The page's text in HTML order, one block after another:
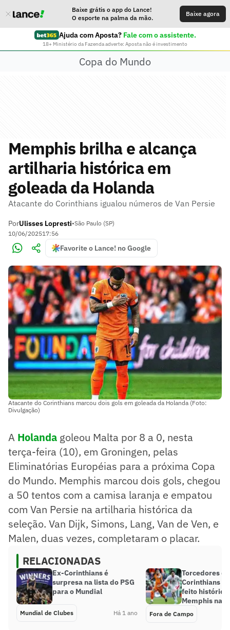
Baixe grátis o app do Lance!
O esporte na palma da mão.
Baixe agora
Ajuda com Aposta? Fale com o assistente.
18+ Ministério da Fazenda adverte: Aposta não é investimento
Copa do Mundo
Memphis brilha e alcança
artilharia histórica em
goleada da Holanda
Atacante do Corinthians igualou números de Van Persie
PorUlisses Lopresti•São Paulo (SP)
10/06/202517:56
Favorite o Lance! no Google
Atacante do Corinthians marcou dois gols em goleada da Holanda (Foto:
Divulgação)
A Holanda goleou Malta por 8 a 0, nesta
terça-feira (10), em Groningen, pelas
Eliminatórias Européias para a próxima Copa
do Mundo. Memphis marcou dois gols, chegou
a 50 tentos com a camisa laranja e empatou
com Van Persie na artilharia histórica da
seleção. Van Dijk, Simons, Lang, Van de Ven, e
Malen, duas vezes, completaram o placar.
RELACIONADAS
Ex-Corinthians é
surpresa na lista do PSG
para o Mundial
Mundial de Clubes Há 1 ano
Torcedores do
Corinthians
feito histórico
Memphis na
Fora de Campo